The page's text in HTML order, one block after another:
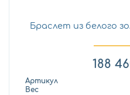
Браслет из белого
188
Артикул
Вес